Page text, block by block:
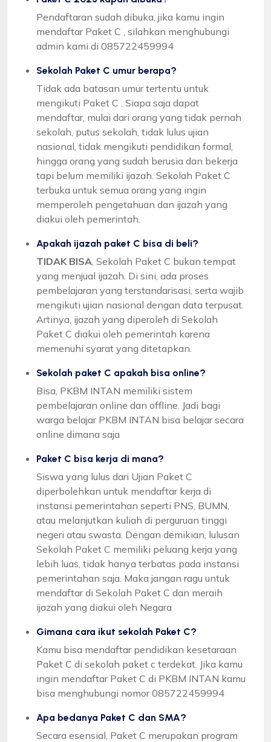
Pendaftaran sudah dibuka, jika kamu ingin
mendaftar Paket C , silahkan menghubungi
admin kami di 085722459994
Sekolah Paket C umur berapa?
Tidak ada batasan umur tertentu untuk
mengikuti Paket C . Siapa saja dapat
mendaftar, mulai dari orang yang tidak pernah
sekolah, putus sekolah, tidak lulus ujian
nasional, tidak mengikuti pendidikan formal,
hingga orang yang sudah berusia dan bekerja
tapi belum memiliki ijazah. Sekolah Paket C
terbuka untuk semua orang yang ingin
memperoleh pengetahuan dan ijazah yang
diakui oleh pemerintah.
Apakah ijazah paket C bisa di beli?
TIDAK BISA , Sekolah Paket C bukan tempat
yang menjual ijazah. Di sini, ada proses
pembelajaran yang terstandarisasi, serta wajib
mengikuti ujian nasional dengan data terpusat.
Artinya, ijazah yang diperoleh di Sekolah
Paket C diakui oleh pemerintah karena
memenuhi syarat yang ditetapkan.
Sekolah paket C apakah bisa online?
Bisa, PKBM INTAN memiliki sistem
pembelajaran online dan offline. Jadi bagi
warga belajar PKBM INTAN bisa belajar secara
online dimana saja
Paket C bisa kerja di mana?
Siswa yang lulus dari Ujian Paket C
diperbolehkan untuk mendaftar kerja di
instansi pemerintahan seperti PNS, BUMN,
atau melanjutkan kuliah di perguruan tinggi
negeri atau swasta. Dengan demikian, lulusan
Sekolah Paket C memiliki peluang kerja yang
lebih luas, tidak hanya terbatas pada instansi
pemerintahan saja. Maka jangan ragu untuk
mendaftar di Sekolah Paket C dan meraih
ijazah yang diakui oleh Negara
Gimana cara ikut sekolah Paket C?
Kamu bisa mendaftar pendidikan kesetaraan
Paket C di sekolah paket c terdekat. Jika kamu
ingin mendaftar Paket C di PKBM INTAN kamu
bisa menghubungi nomor 085722459994
Apa bedanya Paket C dan SMA?
Secara esensial, Paket C merupakan program